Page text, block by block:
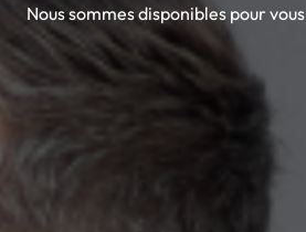
Nous sommes disponibles pour vous